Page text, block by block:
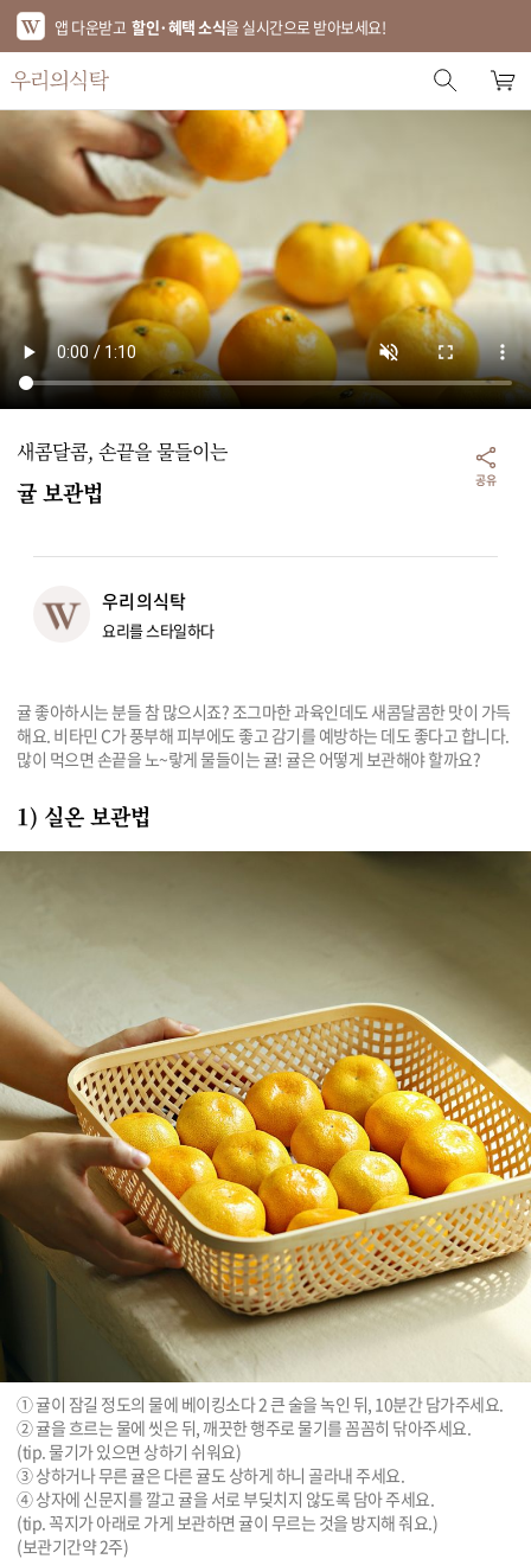
앱 다운받고 할인·혜택 소식을 실시간으로 받아보세요!
스토어 홈
에디터 추천
한정특가
베스트
신상품
기획전
새콤달콤, 손끝을 물들이는
귤 보관법
우리의식탁
요리를 스타일하다
공유
귤 좋아하시는 분들 참 많으시죠? 조그마한 과육인데도 새콤달콤한 맛이 가득
해요. 비타민 C가 풍부해 피부에도 좋고 감기를 예방하는 데도 좋다고 합니다.
많이 먹으면 손끝을 노~랗게 물들이는 귤! 귤은 어떻게 보관해야 할까요?
1) 실온 보관법
① 귤이 잠길 정도의 물에 베이킹소다 2 큰 술을 녹인 뒤, 10분간 담가주세요.
② 귤을 흐르는 물에 씻은 뒤, 깨끗한 행주로 물기를 꼼꼼히 닦아주세요.
(tip. 물기가 있으면 상하기 쉬워요)
③ 상하거나 무른 귤은 다른 귤도 상하게 하니 골라내 주세요.
④ 상자에 신문지를 깔고 귤을 서로 부딪치지 않도록 담아 주세요.
(tip. 꼭지가 아래로 가게 보관하면 귤이 무르는 것을 방지해 줘요.)
(보관기간약 2주)